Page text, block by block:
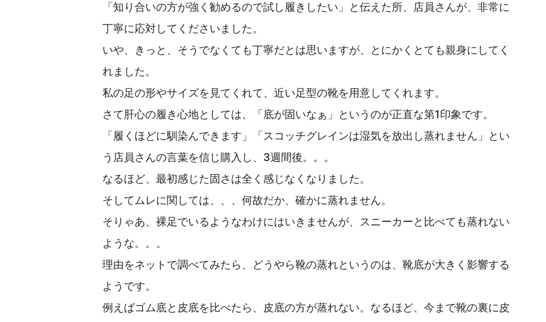
「知り合いの方が強く勧めるので試し履きしたい」と伝えた所、店員さんが、非常に
丁寧に応対してくださいました。
いや、きっと、そうでなくても丁寧だとは思いますが、とにかくとても親身にしてく
れました。
私の足の形やサイズを見てくれて、近い足型の靴を用意してくれます。
さて肝心の履き心地としては、「底が固いなぁ」というのが正直な第1印象です。
「履くほどに馴染んできます」「スコッチグレインは湿気を放出し蒸れません」とい
う店員さんの言葉を信じ購入し、3週間後。。。
なるほど、最初感じた固さは全く感じなくなりました。
そしてムレに関しては、、、何故だか、確かに蒸れません。
そりゃあ、裸足でいるようなわけにはいきませんが、スニーカーと比べても蒸れない
ような。。。
理由をネットで調べてみたら、どうやら靴の蒸れというのは、靴底が大きく影響する
ようです。
例えばゴム底と皮底を比べたら、皮底の方が蒸れない。なるほど、今まで靴の裏に皮